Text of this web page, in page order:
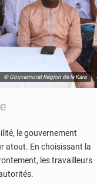
© Gouvernorat Région de la Kara
le gouvernement
atout. En choisissant la
les travailleurs